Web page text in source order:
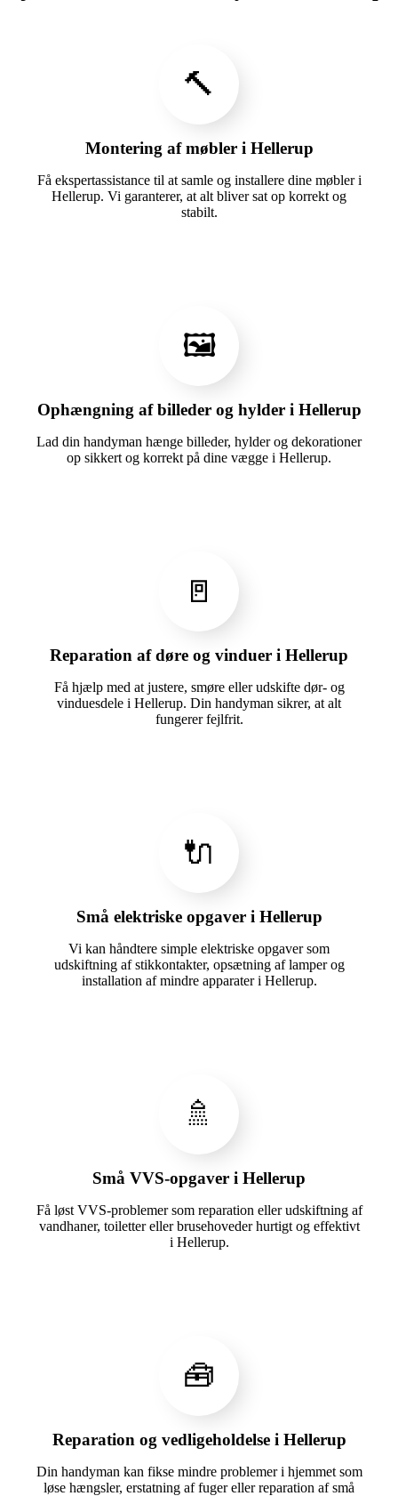
🔨
Montering af møbler i Hellerup
Få ekspertassistance til at samle og installere dine møbler i
Hellerup. Vi garanterer, at alt bliver sat op korrekt og
stabilt.
🖼️
Ophængning af billeder og hylder i Hellerup
Lad din handyman hænge billeder, hylder og dekorationer
op sikkert og korrekt på dine vægge i Hellerup.
🚪
Reparation af døre og vinduer i Hellerup
Få hjælp med at justere, smøre eller udskifte dør- og
vinduesdele i Hellerup. Din handyman sikrer, at alt
fungerer fejlfrit.
🔌
Små elektriske opgaver i Hellerup
Vi kan håndtere simple elektriske opgaver som
udskiftning af stikkontakter, opsætning af lamper og
installation af mindre apparater i Hellerup.
🚿
Små VVS-opgaver i Hellerup
Få løst VVS-problemer som reparation eller udskiftning af
vandhaner, toiletter eller brusehoveder hurtigt og effektivt
i Hellerup.
🧰
Reparation og vedligeholdelse i Hellerup
Din handyman kan fikse mindre problemer i hjemmet som
løse hængsler, erstatning af fuger eller reparation af små